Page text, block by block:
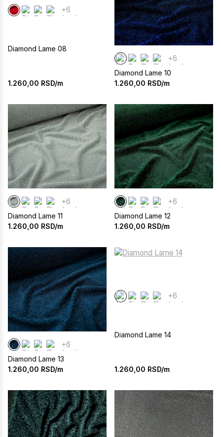
+6
Diamond Lame 08
1.260,00 RSD/m
+6
Diamond Lame 10
1.260,00 RSD/m
+6
Diamond Lame 11
1.260,00 RSD/m
+6
Diamond Lame 12
1.260,00 RSD/m
+6
Diamond Lame 13
1.260,00 RSD/m
+6
Diamond Lame 14
1.260,00 RSD/m